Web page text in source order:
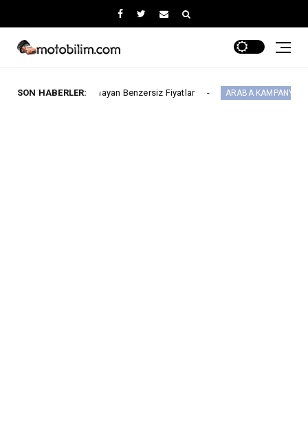
SON HABERLER:
Başlayan Benzersiz Fiyatlar ARABA KAMPANYALARI Citroën